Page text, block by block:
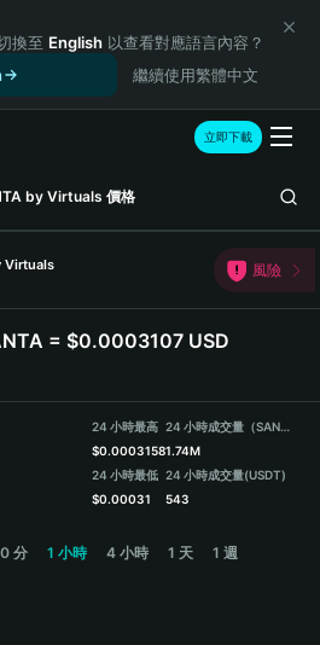
換至 English 以查看對應語言內容？
繼續使用繁體中文
立即下載
by Virtuals 價格
Virtuals
風險
= $0.0003107 USD
24 小時最高
$0.0003158
24 小時最低
$0.00031
24 小時成交量（SANTA）
1.74M
24 小時成交量(USDT)
543
分 1 小時 4 小時 1 天 1 週